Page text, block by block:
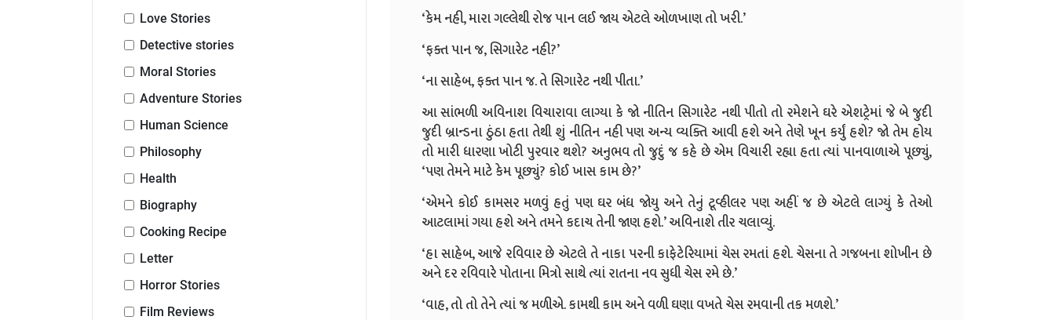
Love Stories
Detective stories
Moral Stories
Adventure Stories
Human Science
Philosophy
Health
Biography
Cooking Recipe
Letter
Horror Stories
Film Reviews
‘કેમ નહી, મારા ગલ્લેથી રોજ પાન લઈ જાય એટલે ઓળખાણ તો ખરી.’
‘ફક્ત પાન જ, સિગારેટ નહી?’
‘ના સાહેબ, ફક્ત પાન જ. તે સિગારેટ નથી પીતા.’
આ સાંભળી અવિનાશ વિચારાવા લાગ્યા કે જો નીતિન સિગારેટ નથી પીતો તો રમેશને ઘરે એશટ્રેમાં જે બે જુદી
જુદી બ્રાન્ડના ઠુંઠા હતા તેથી શું નીતિન નહી પણ અન્ય વ્યક્તિ આવી હશે અને તેણે ખૂન કર્યું હશે? જો તેમ હોય
તો મારી ધારણા ખોટી પુરવાર થશે? અનુભવ તો જુદું જ કહે છે એમ વિચારી રહ્યા હતા ત્યાં પાનવાળાએ પૂછ્યું,
‘પણ તેમને માટે કેમ પૂછ્યું? કોઈ ખાસ કામ છે?’
‘એમને કોઈ કામસર મળવું હતું પણ ઘર બંધ જોયુ અને તેનું ટૂવ્હીલર પણ અહીં જ છે એટલે લાગ્યું કે તેઓ
આટલામાં ગયા હશે અને તમને કદાચ તેની જાણ હશે.’ અવિનાશે તીર ચલાવ્યું.
‘હા સાહેબ, આજે રવિવાર છે એટલે તે નાકા પરની કાફેટેરિયામાં ચેસ રમતાં હશે. ચેસના તે ગજબના શોખીન છે
અને દર રવિવારે પોતાના મિત્રો સાથે ત્યાં રાતના નવ સુધી ચેસ રમે છે.’
‘વાહ, તો તો તેને ત્યાં જ મળીએ. કામથી કામ અને વળી ઘણા વખતે ચેસ રમવાની તક મળશે.’